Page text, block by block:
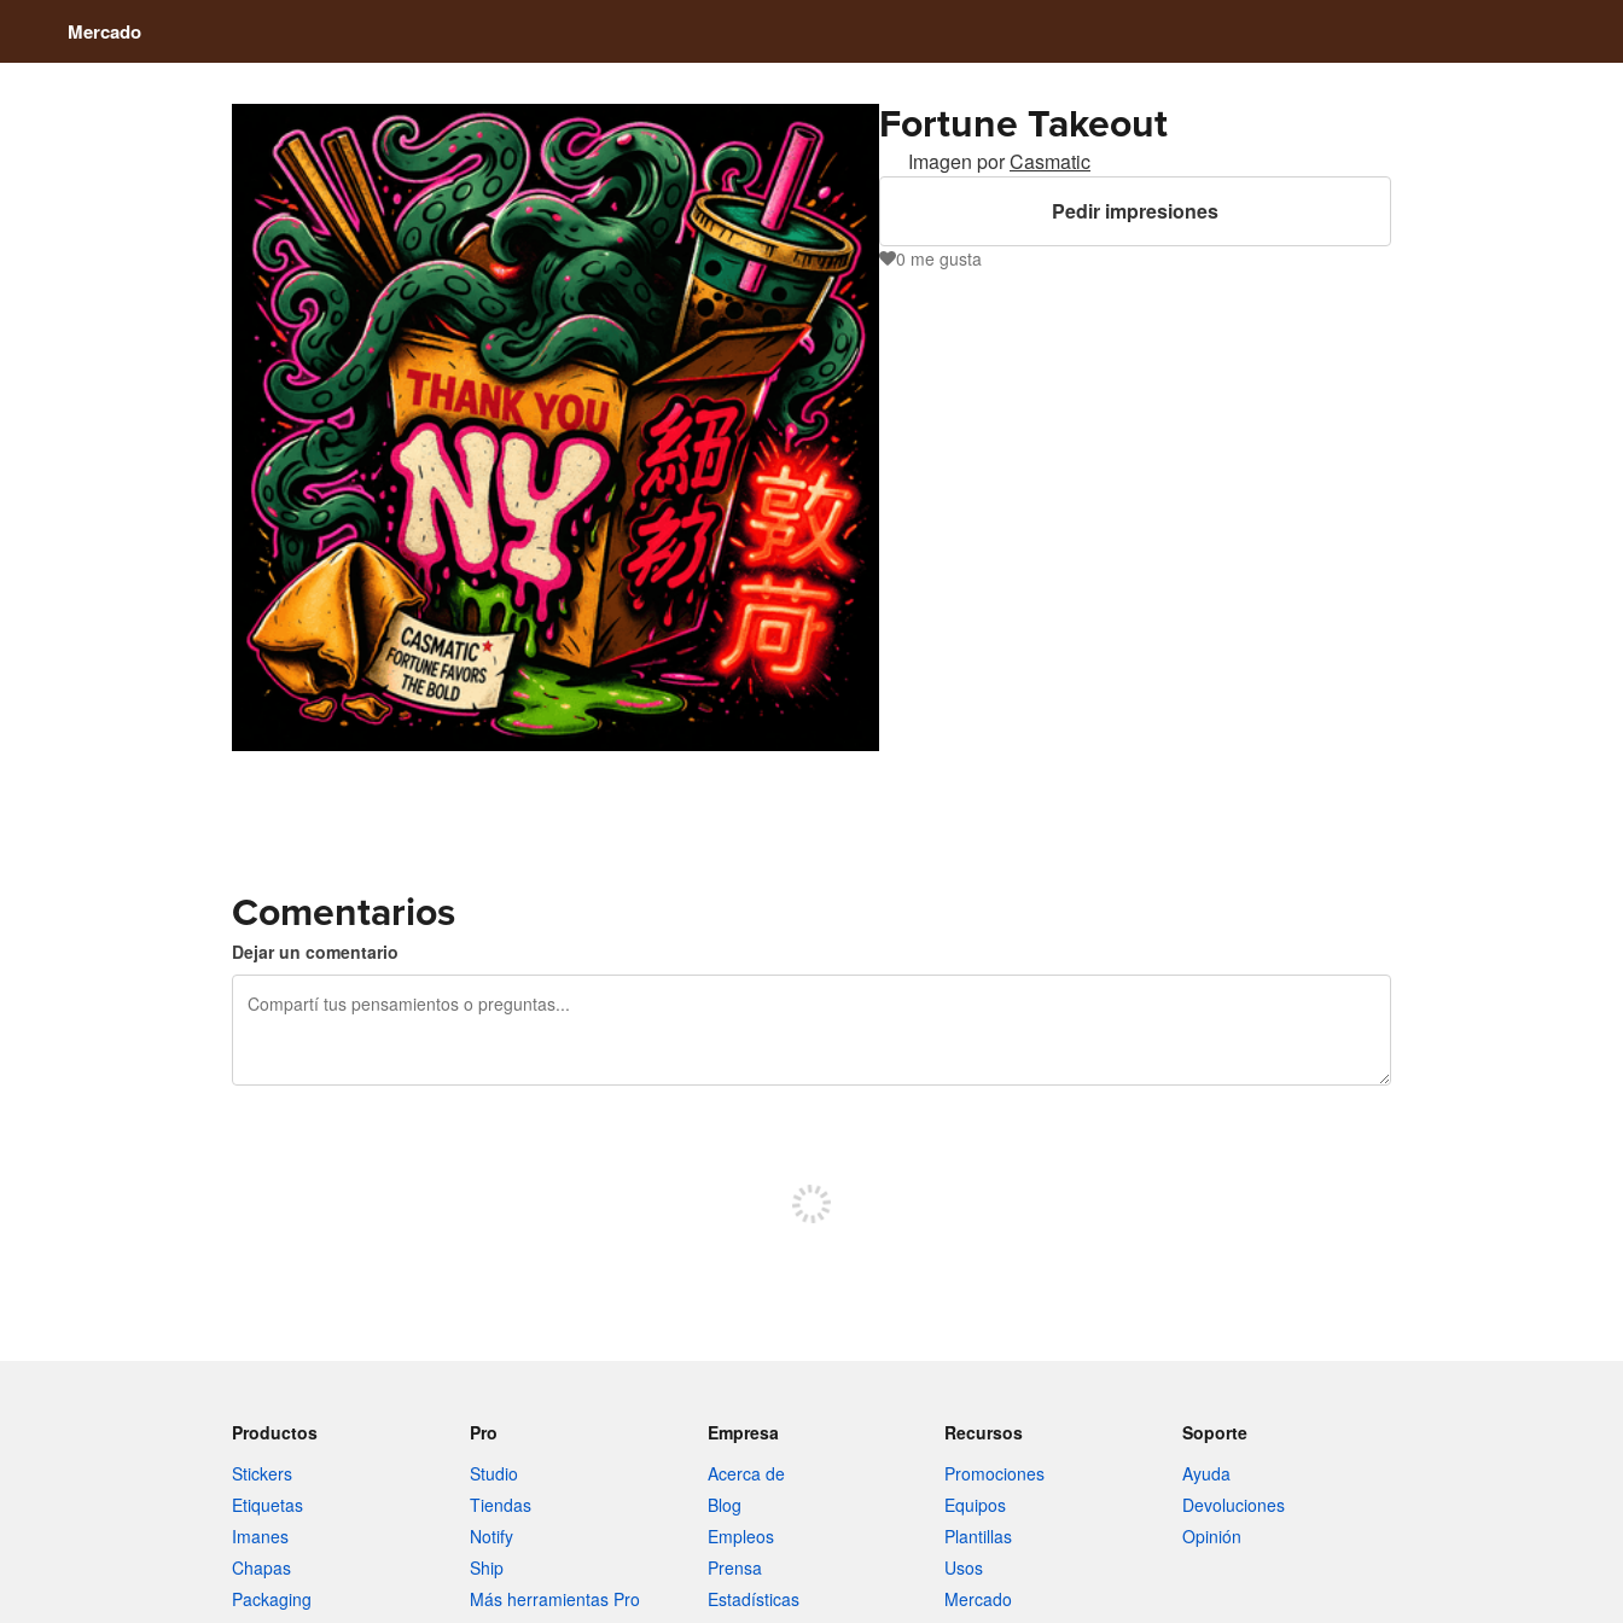
Mercado
Fortune Takeout
Imagen porCasmatic
Pedir impresiones
0 me gusta
Comentarios
Dejar un comentario
Productos
Stickers
Etiquetas
Imanes
Chapas
Packaging
Pro
Studio
Tiendas
Notify
Ship
Más herramientas Pro
Empresa
Acerca de
Blog
Empleos
Prensa
Estadísticas
Recursos
Promociones
Equipos
Plantillas
Usos
Mercado
Soporte
Ayuda
Devoluciones
Opinión